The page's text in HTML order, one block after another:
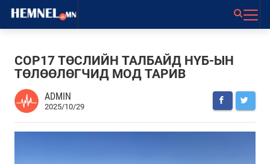
COP17 ТӨСЛИЙН ТАЛБАЙД НҮБ-ЫН
ТӨЛӨӨЛӨГЧИД МОД ТАРИВ
ADMIN
2025/10/29